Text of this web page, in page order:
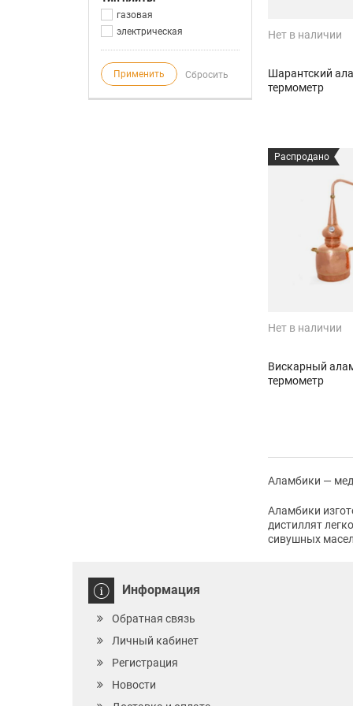
Нет в наличии
Шарантский
термометр
Распродано
Нет в наличии
Вискарный
термометр
Аламбики —
Аламбики
дистиллят
сивушных
газовая
электрическая
Применить Сбросить
Информация
Обратная связь
Личный кабинет
Регистрация
Новости